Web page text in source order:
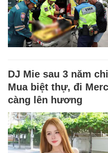
DJ Mie sau 3 năm
Mua biệt thự, đi
càng lên hương